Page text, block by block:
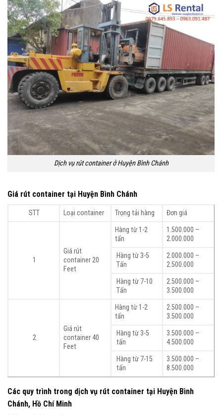
Dịch vụ rút container ở Huyện Bình Chánh
Giá rút container tại Huyện Bình Chánh
STT Loại container Trọng tải hàng Đơn giá
1
Giá rút
container 20
Feet
Hàng từ 1-2
tấn
1.500.000 –
2.000.000
Hàng từ 3-5
Tấn
2.000.000 –
2.500.000
Hàng từ 7-10
Tấn
2.500.000 –
3.500.000
2
Giá rút
container 40
Feet
Hàng từ 1-2
tấn
2.500.000 –
3.500.000
Hàng từ 3-5
tấn
3.500.000 –
4.500.000
Hàng từ 7-15
tấn
3.500.000 –
8.500.000
Các quy trình trong dịch vụ rút container tại Huyện Bình
Chánh, Hồ Chí Minh